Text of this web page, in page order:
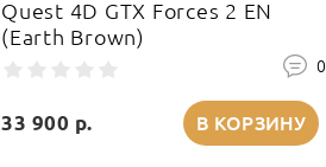
Quest 4D GTX Forces 2 EN
(Earth Brown)
0
33 900 р. В КОРЗИНУ